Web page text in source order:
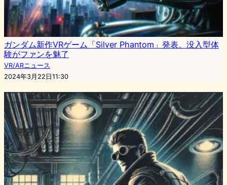
ガンダム新作VRゲーム「Silver Phantom」発表、没入型体
験がファンを魅了
VR/ARニュース
2024年3月22日11:30